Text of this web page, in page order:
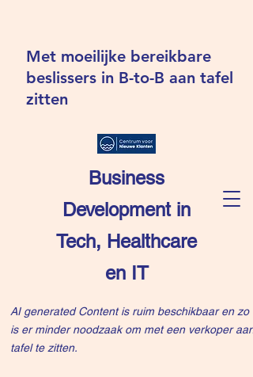
Business
Development in
Tech, Healthcare
en IT
Met moeilijke bereikbare
beslissers in B-to-B aan tafel
zitten
AI generated Content is ruim beschikbaar en zo
is er minder noodzaak om met een verkoper aan
tafel te zitten.